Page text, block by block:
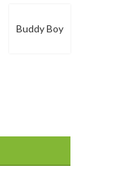
Buddy Boy